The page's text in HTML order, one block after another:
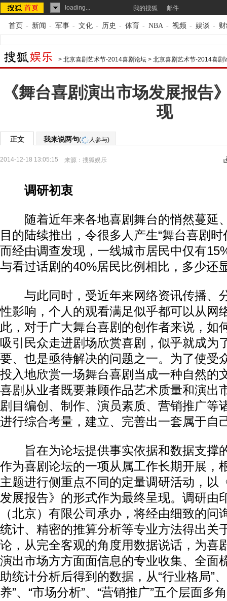
loading... 我的搜狐 邮件
首页 - 新闻 - 军事 - 文化 - 历史 - 体育 - NBA - 视频 - 娱谈 -
> 北京喜剧艺术节-2014喜剧论坛 > 北京喜剧艺术节-2014喜剧
《舞台喜剧演出市场发展报告
现
正文 我来说两句( 人参与)
2014-12-18 13:05:15 来源： 搜狐娱乐
调研初衷
随着近年来各地喜剧舞台的悄然蔓延
目的陆续推出，令很多人产生“舞台喜剧
而经由调查发现，一线城市居民中仅有
与看过话剧的40%居民比例相比，多少还
与此同时，受近年来网络资讯传播、
性影响，个人的观看满足似乎都可以从网
此，对于广大舞台喜剧的创作者来说，如
吸引民众走进剧场欣赏喜剧，似乎就成为
要、也是亟待解决的问题之一。为了使受
投入地欣赏一场舞台喜剧当成一种自然的
喜剧从业者既要兼顾作品艺术质量和演出
剧目编创、制作、演员素质、营销推广等
进行综合考量，建立、完善出一套属于自
旨在为论坛提供事实依据和数据支撑
作为喜剧论坛的一项从属工作长期开展，
主题进行侧重点不同的定量调研活动，以
发展报告》的形式作为最终呈现。调研由
（北京）有限公司承办，将经由细致的问
统计、精密的推算分析等专业方法得出关
论，从完全客观的角度用数据说话，为喜
演出市场方方面面信息的专业收集、全面
助统计分析后得到的数据，从“行业格局”
养”、“市场分析”、“营销推广”五个层面多